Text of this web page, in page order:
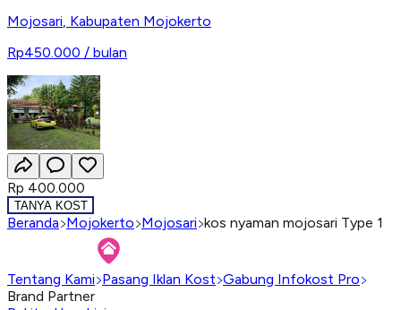
Mojosari Kabupaten Mojokerto
Rp450.000 / bulan
Rp 400.000
TANYA KOST
Beranda Mojokerto Mojosari kos nyaman mojosari Type 1
Tentang Kami Pasang Iklan Kost Gabung Infokost Pro
Brand Partner